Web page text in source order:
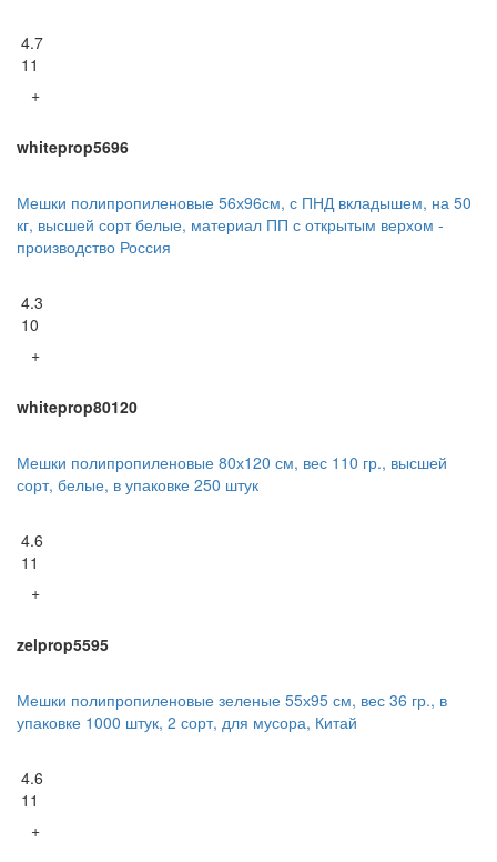
4.7
11
+
whiteprop5696
Мешки полипропиленовые 56х96см, с ПНД вкладышем, на 50
кг, высшей сорт белые, материал ПП с открытым верхом -
производство Россия
4.3
10
+
whiteprop80120
Мешки полипропиленовые 80х120 см, вес 110 гр., высшей
сорт, белые, в упаковке 250 штук
4.6
11
+
zelprop5595
Мешки полипропиленовые зеленые 55х95 см, вес 36 гр., в
упаковке 1000 штук, 2 сорт, для мусора, Китай
4.6
11
+